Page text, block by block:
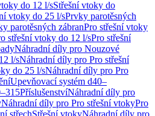
do 12 l/sStřešní vtoky do
vtoky do 25 l/sPrvky parotěsných
parotěsných zábranPro střešní vtoky
střešní vtoky do 12 l/sPro střešní
Náhradní díly pro Nouzové
l/sNáhradní díly pro Pro střešní
do 25 l/sNáhradní díly pro Pro
Upevňovací systém d40–
PříslušenstvíNáhradní díly pro
Náhradní díly pro Pro střešní vtokyPro
střechStřešní vtokyNáhradní díly pro